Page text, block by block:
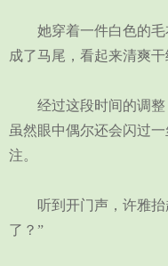
她穿着一件白色的毛
成了马尾，看起来清爽干
经过这段时间的调整
虽然眼中偶尔还会闪过
注。
听到开门声，许雅抬
了？”